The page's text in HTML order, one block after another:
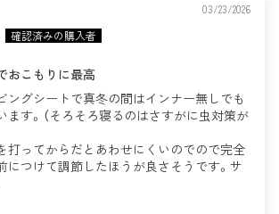
03/23/2026
おこもりに最高
ングシートで真冬の間はインナー無しでも
ます。（そろそろ寝るのはさすがに虫対策が
打ってからだとあわせにくいのでので完全
につけて調節したほうが良さそうです。サ